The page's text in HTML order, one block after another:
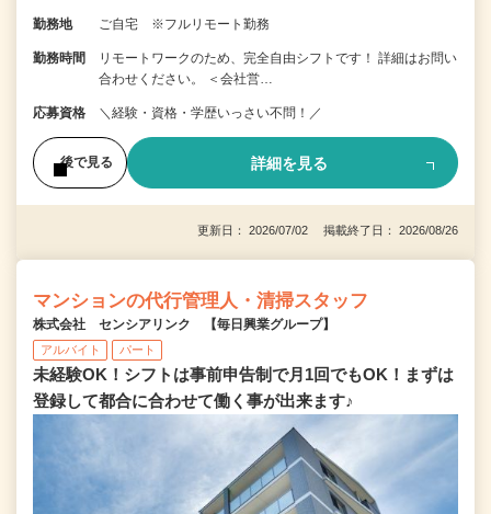
勤務地 ご自宅 ※フルリモート勤務
勤務時間
リモートワークのため、完全自由シフトです！ 詳細はお問い
合わせください。 ＜会社営…
応募資格 ＼経験・資格・学歴いっさい不問！／
後で見る 詳細を見る
更新日： 2026/07/02 掲載終了日： 2026/08/26
マンションの代行管理人・清掃スタッフ
株式会社 センシアリンク 【毎日興業グループ】
アルバイト パート
未経験OK！シフトは事前申告制で月1回でもOK！まずは
登録して都合に合わせて働く事が出来ます♪